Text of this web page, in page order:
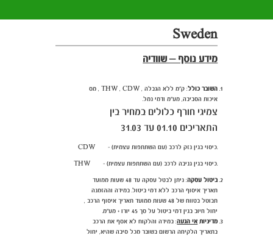
Sweden
מידע נוסף – שוודיה
השובר כולל
: ק"מ ללא הגבלה , THW , CDW , מס
איכות הסביבה, מע"מ ודמי נמל.
צמיגי חורף כלולים במחיר בין
התאריכים 01.10 עד 31.03
CDW - כיסוי בגין נזק לרכב (עם השתתפות עצמית).
THW - כיסוי בגין גניבה לרכב (עם השתתפות עצמית).
ביטול עסקה:
ניתן לבטל עסקה עד 48 שעות ממועד
תאריך איסוף הרכב ללא דמי ביטול. במידה וההזמנה
תבוטל בטווח של 48 שעות ממועד תאריך איסוף הרכב ,
יחול חיוב בגין דמי ביטול על סך 45 יורו + מע"מ.
מדיניות אי הגעה: במידה והלקוח לא אסף את הרכב
בתאריך הלקיחה הרשום בשובר מכל סיבה שהיא, יחול